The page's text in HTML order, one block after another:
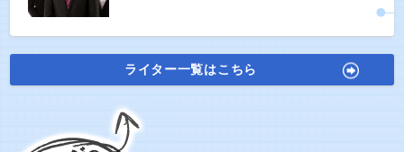
ライター一覧はこちら